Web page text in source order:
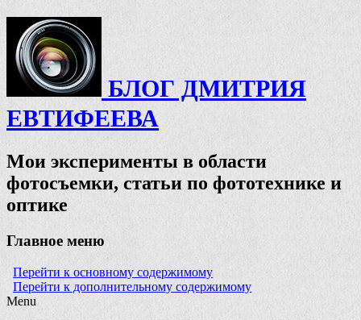
БЛОГ ДМИТРИЯ
ЕВТИФЕЕВА
Мои эксперименты в области
фотосъемки, статьи по фототехнике и
оптике
Главное меню
Перейти к основному содержимому
Перейти к дополнительному содержимому
Menu